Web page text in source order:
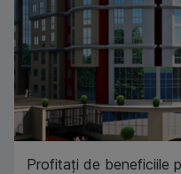
Profitați de beneficiile